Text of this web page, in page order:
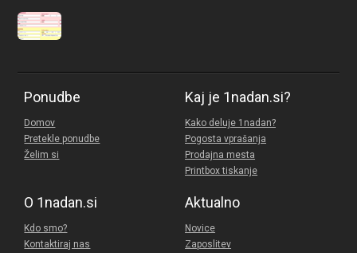
Ponudbe
Domov
Pretekle ponudbe
Želim si
Kaj je 1nadan.si?
Kako deluje 1nadan?
Pogosta vprašanja
Prodajna mesta
Printbox tiskanje
O 1nadan.si
Kdo smo?
Kontaktiraj nas
Aktualno
Novice
Zaposlitev